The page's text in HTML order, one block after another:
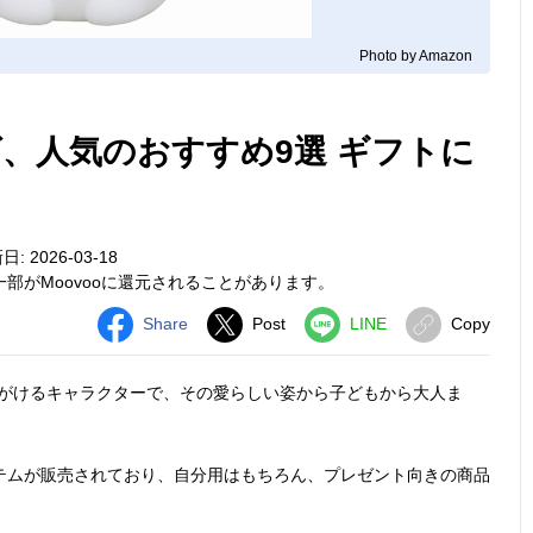
Photo by Amazon
人気のおすすめ9選 ギフトに
: 2026-03-18
がMoovooに還元されることがあります。
Share Post LINE Copy
けるキャラクターで、その愛らしい姿から子どもから大人ま
が販売されており、自分用はもちろん、プレゼント向きの商品